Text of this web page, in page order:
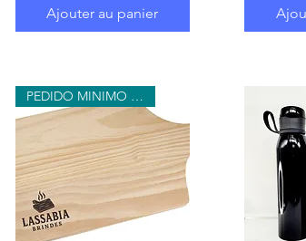
Ajouter au panier
PEDIDO MINIMO 20 UNIDADES